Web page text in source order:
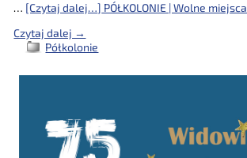
… [Czytaj dalej…] PÓŁKOLONIE | Wolne miejsca
Czytaj dalej →
Półkolonie